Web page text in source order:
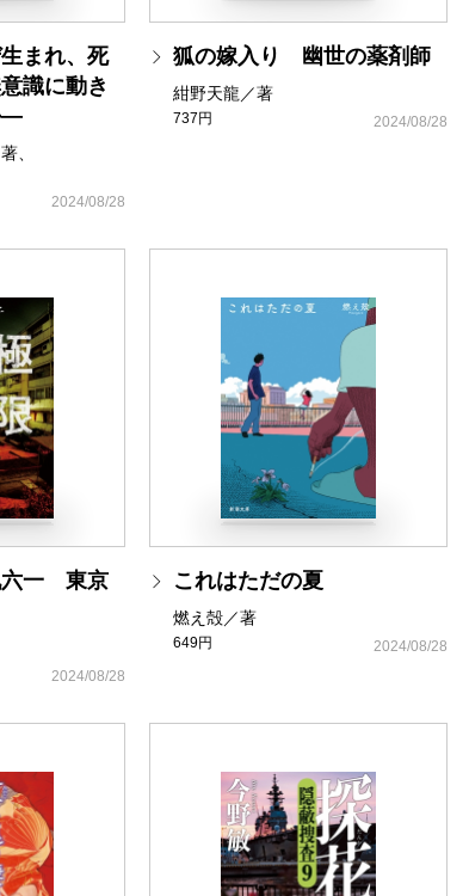
まれ、死
識に動き
―
、
2024/08/28
狐の嫁入り 幽世の薬剤師
紺野天龍／著
737円 2024/08/28
六一 東京
2024/08/28
これはただの夏
燃え殻／著
649円 2024/08/28